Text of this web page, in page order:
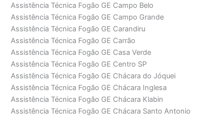
Assistência Técnica Fogão GE Campo Belo
Assistência Técnica Fogão GE Campo Grande
Assistência Técnica Fogão GE Carandiru
Assistência Técnica Fogão GE Carrão
Assistência Técnica Fogão GE Casa Verde
Assistência Técnica Fogão GE Centro SP
Assistência Técnica Fogão GE Chácara do Jóquei
Assistência Técnica Fogão GE Chácara Inglesa
Assistência Técnica Fogão GE Chácara Klabin
Assistência Técnica Fogão GE Chácara Santo Antonio